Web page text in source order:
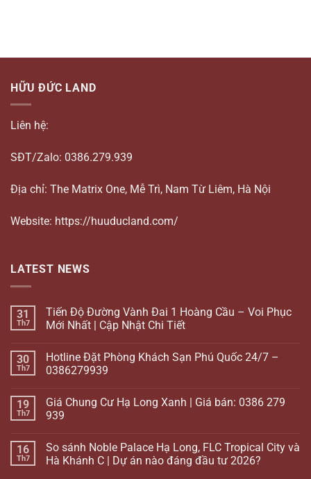
HỮU ĐỨC LAND
Liên hệ:
SĐT/Zalo: 0386.279.939
Địa chỉ: The Matrix One, Mễ Trì, Nam Từ Liêm, Hà Nội
Website: https://huuducland.com/
LATEST NEWS
31
Th7
Tiến Độ Đường Vành Đai 1 Hoàng Cầu – Voi Phục
Mới Nhất | Cập Nhật Chi Tiết
30
Th7
Hotline Đặt Phòng Khách Sạn Phú Quốc 24/7 –
0386279939
19
Th7
Giá Chung Cư Hạ Long Xanh | Giá bán: 0386 279
939
16
Th7
So sánh Noble Palace Hạ Long, FLC Tropical City và
Hà Khánh C | Dự án nào đáng đầu tư 2026?